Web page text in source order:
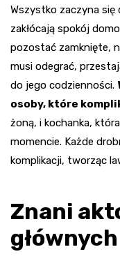
Wszystko zaczyna
zakłócają spokój
pozostać zamknięte,
musi odegrać,
do jego codzienności.
osoby, które
żoną, i kochanka,
momencie. Każde
komplikacji, tworząc
Znani
głównych